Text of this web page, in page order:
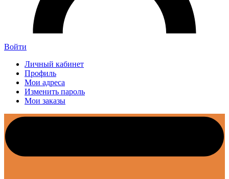
Войти
Личный кабинет
Профиль
Мои адреса
Изменить пароль
Мои заказы